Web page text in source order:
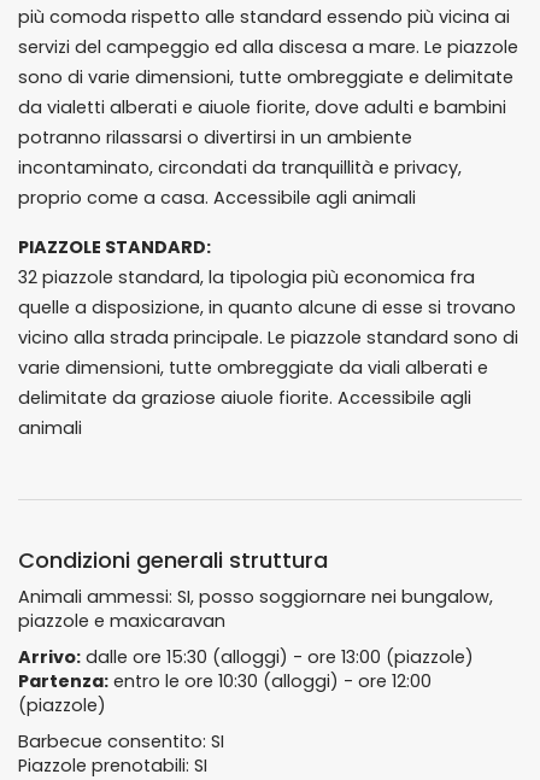
più comoda rispetto alle standard essendo più vicina ai
servizi del campeggio ed alla discesa a mare. Le piazzole
sono di varie dimensioni, tutte ombreggiate e delimitate
da vialetti alberati e aiuole fiorite, dove adulti e bambini
potranno rilassarsi o divertirsi in un ambiente
incontaminato, circondati da tranquillità e privacy,
proprio come a casa. Accessibile agli animali
PIAZZOLE STANDARD:
32 piazzole standard, la tipologia più economica fra
quelle a disposizione, in quanto alcune di esse si trovano
vicino alla strada principale. Le piazzole standard sono di
varie dimensioni, tutte ombreggiate da viali alberati e
delimitate da graziose aiuole fiorite. Accessibile agli
animali
Condizioni generali struttura
Animali ammessi: SI, posso soggiornare nei bungalow,
piazzole e maxicaravan
Arrivo: dalle ore 15:30 (alloggi) - ore 13:00 (piazzole)
Partenza: entro le ore 10:30 (alloggi) - ore 12:00
(piazzole)
Barbecue consentito: SI
Piazzole prenotabili: SI